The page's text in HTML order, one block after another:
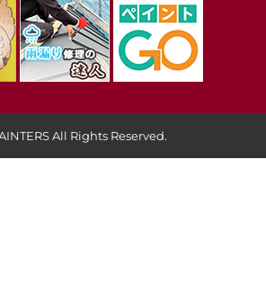
All Rights Reserved.